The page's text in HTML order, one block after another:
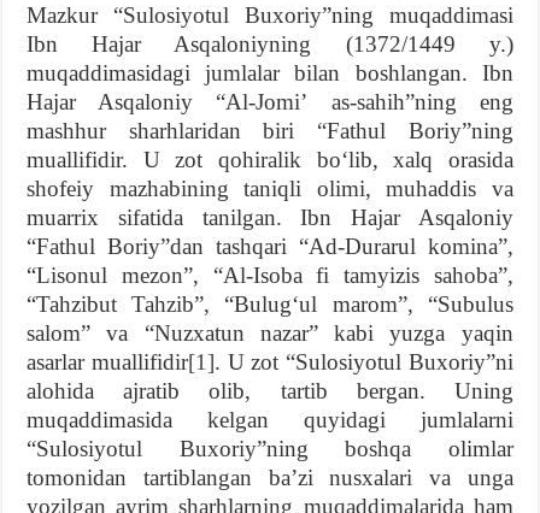
Mazkur “Sulosiyotul Buxoriy”ning muqaddimasi
Ibn Hajar Asqaloniyning (1372/1449 y.)
muqaddimasidagi jumlalar bilan boshlangan. Ibn
Hajar Asqaloniy “Al-Jomiʼ as-sahih”ning eng
mashhur sharhlaridan biri “Fathul Boriy”ning
muallifidir. U zot qohiralik boʻlib, xalq orasida
shofeiy mazhabining taniqli olimi, muhaddis va
muarrix sifatida tanilgan. Ibn Hajar Asqaloniy
“Fathul Boriy”dan tashqari “Ad-Durarul komina”,
“Lisonul mezon”, “Al-Isoba fi tamyizis sahoba”,
“Tahzibut Tahzib”, “Bulugʻul marom”, “Subulus
salom” va “Nuzxatun nazar” kabi yuzga yaqin
asarlar muallifidir[1]. U zot “Sulosiyotul Buxoriy”ni
alohida ajratib olib, tartib bergan. Uning
muqaddimasida kelgan quyidagi jumlalarni
“Sulosiyotul Buxoriy”ning boshqa olimlar
tomonidan tartiblangan baʼzi nusxalari va unga
yozilgan ayrim sharhlarning muqaddimalarida ham